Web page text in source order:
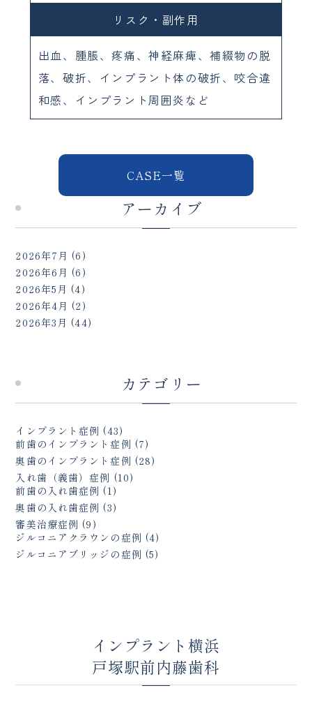
リスク・副作用
出血、腫脹、疼痛、神経麻痺、補綴物の脱
落、破折、インプラント体の破折、咬合違
和感、インプラント周囲炎など
CASE一覧
アーカイブ
2026年7月 (6)
2026年6月 (6)
2026年5月 (4)
2026年4月 (2)
2026年3月 (44)
カテゴリー
インプラント症例 (43)
前歯のインプラント症例 (7)
奥歯のインプラント症例 (28)
入れ歯（義歯）症例 (10)
前歯の入れ歯症例 (1)
奥歯の入れ歯症例 (3)
審美治療症例 (9)
ジルコニアクラウンの症例 (4)
ジルコニアブリッジの症例 (5)
インプラント横浜
戸塚駅前内藤歯科